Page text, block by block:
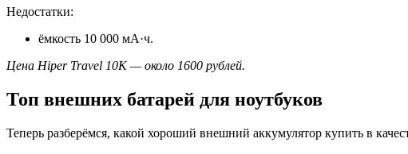
Недостатки:
ёмкость 10 000 мА·ч.
Цена Hiper Travel 10K — около 1600 рублей.
Топ внешних батарей для ноутбуков
Теперь разберёмся, какой хороший внешний аккумулятор купить в